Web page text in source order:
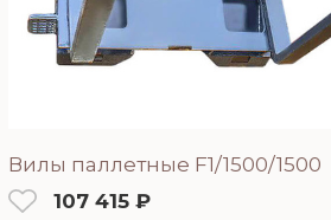
Вилы паллетные F1/1500/1500
107 415 ₽